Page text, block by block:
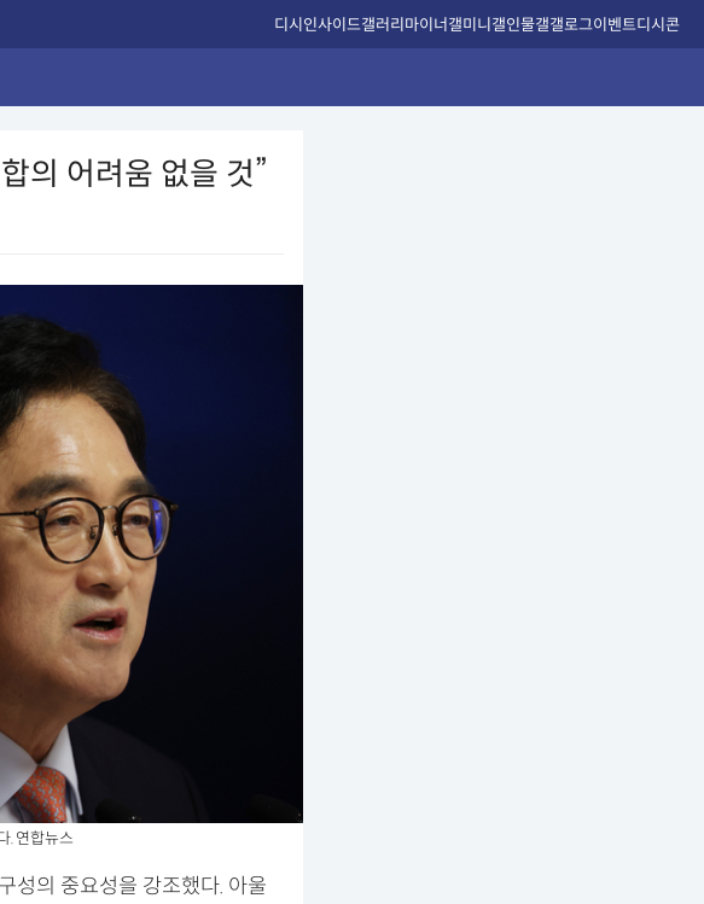
디시인사이드갤러리마이너갤미니갤인물갤갤로그이벤트디시콘
의 어려움 없을 것”
. 연합뉴스
성의 중요성을 강조했다. 아울